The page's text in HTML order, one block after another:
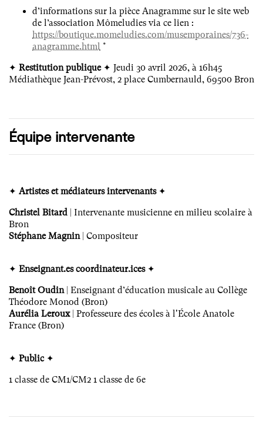
d’informations sur la pièce Anagramme sur le site web
de l’association Mômeludies via ce lien :
https://boutique.momeludies.com/musemporaines/736-
anagramme.html *
✦ Restitution publique ✦ Jeudi 30 avril 2026, à 16h45
Médiathèque Jean-Prévost, 2 place Cumbernauld, 69500 Bron
Équipe intervenante
✦ Artistes et médiateurs intervenants ✦
Christel Bitard
| Intervenante musicienne en milieu scolaire à
Bron
Stéphane Magnin | Compositeur
✦ Enseignant.es coordinateur.ices ✦
Benoît Oudin | Enseignant d’éducation musicale au Collège
Théodore Monod (Bron)
Aurélia Leroux | Professeure des écoles à l'École Anatole
France (Bron)
✦ Public✦
1 classe de CM1/CM2 1 classe de 6e